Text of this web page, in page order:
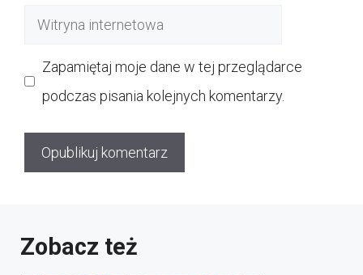
Witryna
Zapamiętaj moje dane w tej przeglądarce
podczas pisania kolejnych komentarzy.
Zobacz też